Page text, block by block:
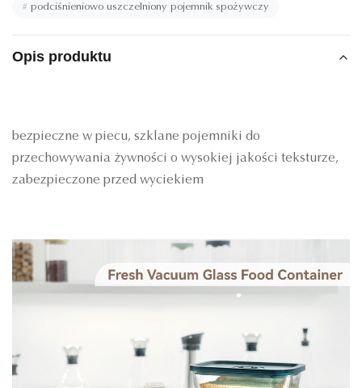
# podciśnieniowo uszczelniony pojemnik spożywczy
Opis produktu
bezpieczne w piecu, szklane pojemniki do
przechowywania żywności o wysokiej jakości teksturze,
zabezpieczone przed wyciekiem